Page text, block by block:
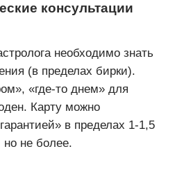
консультации
необходимо знать
(в пределах бирки).
«где-то днем» для
Карту можно
в пределах 1-1,5
не более.